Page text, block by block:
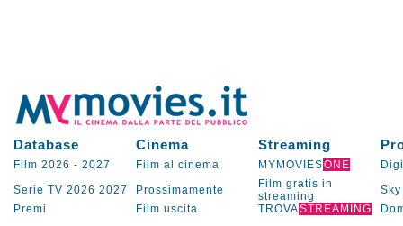
Database Cinema Streaming
Film 2026 - 2027 Film al cinema MYMOVIESONE
Serie TV 2026 2027 Prossimamente
Film gratis in
streaming
Sky
Premi
Film uscita TROVASTREAMING